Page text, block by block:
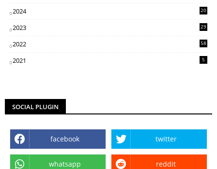
2024
20
2023
29
2022
58
2021 5
SOCIAL PLUGIN
facebook twitter
whatsapp reddit